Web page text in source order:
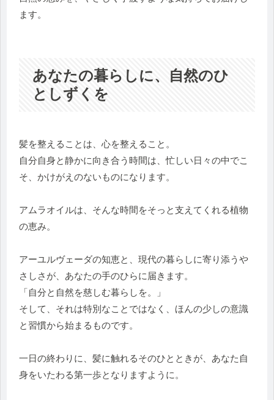
ます。
あなたの暮らしに、自然のひ
としずくを
髪を整えることは、心を整えること。
自分自身と静かに向き合う時間は、忙しい日々の中でこ
そ、かけがえのないものになります。
アムラオイルは、そんな時間をそっと支えてくれる植物
の恵み。
アーユルヴェーダの知恵と、現代の暮らしに寄り添うや
さしさが、あなたの手のひらに届きます。
「自分と自然を慈しむ暮らしを。」
そして、それは特別なことではなく、ほんの少しの意識
と習慣から始まるものです。
一日の終わりに、髪に触れるそのひとときが、あなた自
身をいたわる第一歩となりますように。